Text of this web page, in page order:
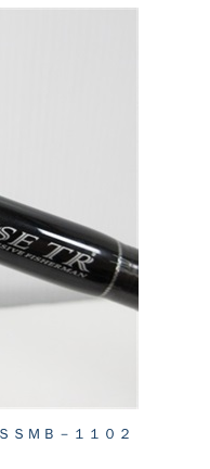
ＭＢ－１１０２